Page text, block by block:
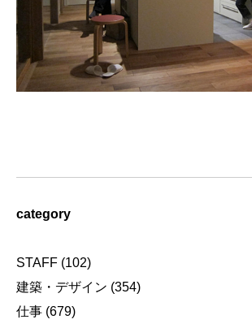
category
STAFF (102)
建築・デザイン (354)
仕事 (679)